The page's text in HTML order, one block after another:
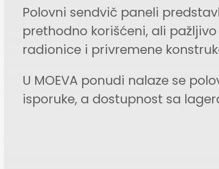
Polovni sendvič paneli
prethodno korišćeni, ali
radionice i privremene
U MOEVA ponudi nalaze se
isporuke, a dostupnost sa